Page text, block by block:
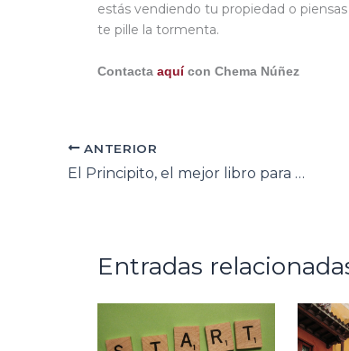
estás vendiendo tu propiedad o
te pille la tormenta.
Contacta aquícon Chema Núñez
ANTERIOR
El Principito, el mejor libro para leer en verano / Antoine de Saint-Exupéry
Entradas